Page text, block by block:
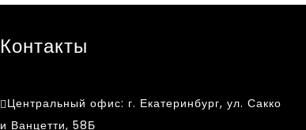
Контакты
Центральный офис: г. Екатеринбург, ул. Сакко
и Ванцетти, 58Б